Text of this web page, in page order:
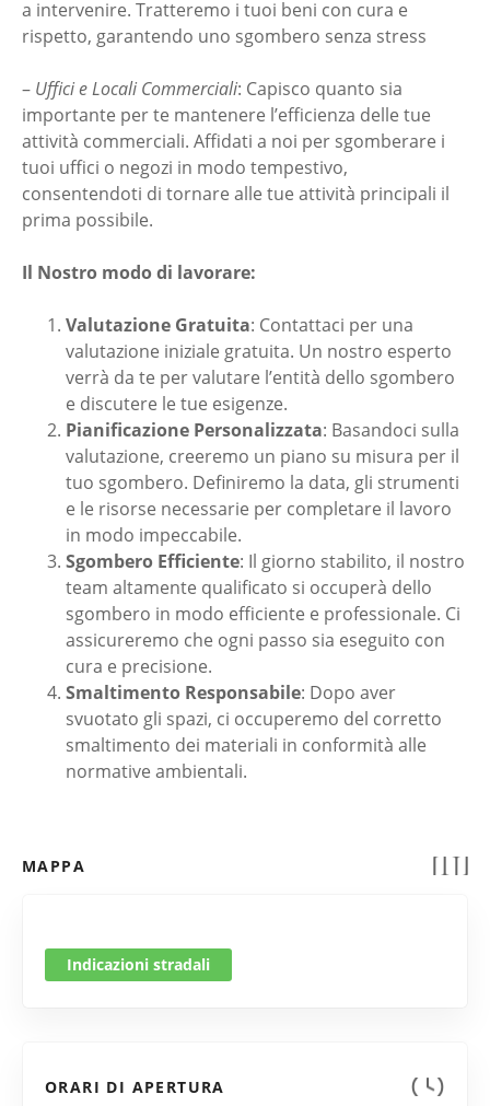
a intervenire. Tratteremo i tuoi beni con cura e
rispetto, garantendo uno sgombero senza stress
– Uffici e Locali Commerciali: Capisco quanto sia
importante per te mantenere l’efficienza delle tue
attività commerciali. Affidati a noi per sgomberare i
tuoi uffici o negozi in modo tempestivo,
consentendoti di tornare alle tue attività principali il
prima possibile.
Il Nostro modo di lavorare:
Valutazione Gratuita: Contattaci per una
valutazione iniziale gratuita. Un nostro esperto
verrà da te per valutare l’entità dello sgombero
e discutere le tue esigenze.
Pianificazione Personalizzata: Basandoci sulla
valutazione, creeremo un piano su misura per il
tuo sgombero. Definiremo la data, gli strumenti
e le risorse necessarie per completare il lavoro
in modo impeccabile.
Sgombero Efficiente: Il giorno stabilito, il nostro
team altamente qualificato si occuperà dello
sgombero in modo efficiente e professionale. Ci
assicureremo che ogni passo sia eseguito con
cura e precisione.
Smaltimento Responsabile: Dopo aver
svuotato gli spazi, ci occuperemo del corretto
smaltimento dei materiali in conformità alle
normative ambientali.
MAPPA
Indicazioni stradali
ORARI DI APERTURA